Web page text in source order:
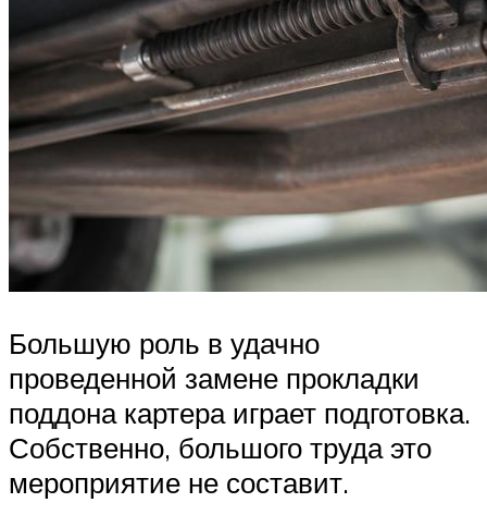
Большую роль в удачно
проведенной замене прокладки
поддона картера играет подготовка.
Собственно, большого труда это
мероприятие не составит.